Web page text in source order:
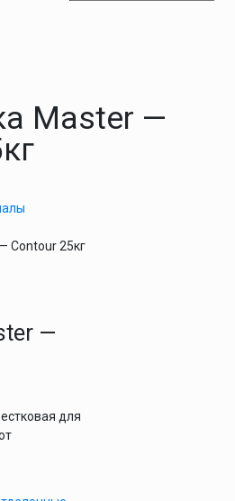
Master —
Contour 25кг
—
для